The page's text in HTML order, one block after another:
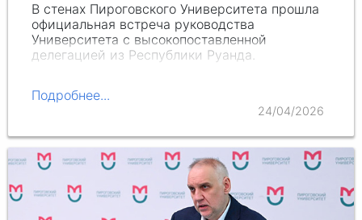
В стенах Пироговского Университета прошла
официальная встреча руководства
Университета с высокопоставленной
делегацией из Республики Руанда.
Подробнее...
24/04/2026